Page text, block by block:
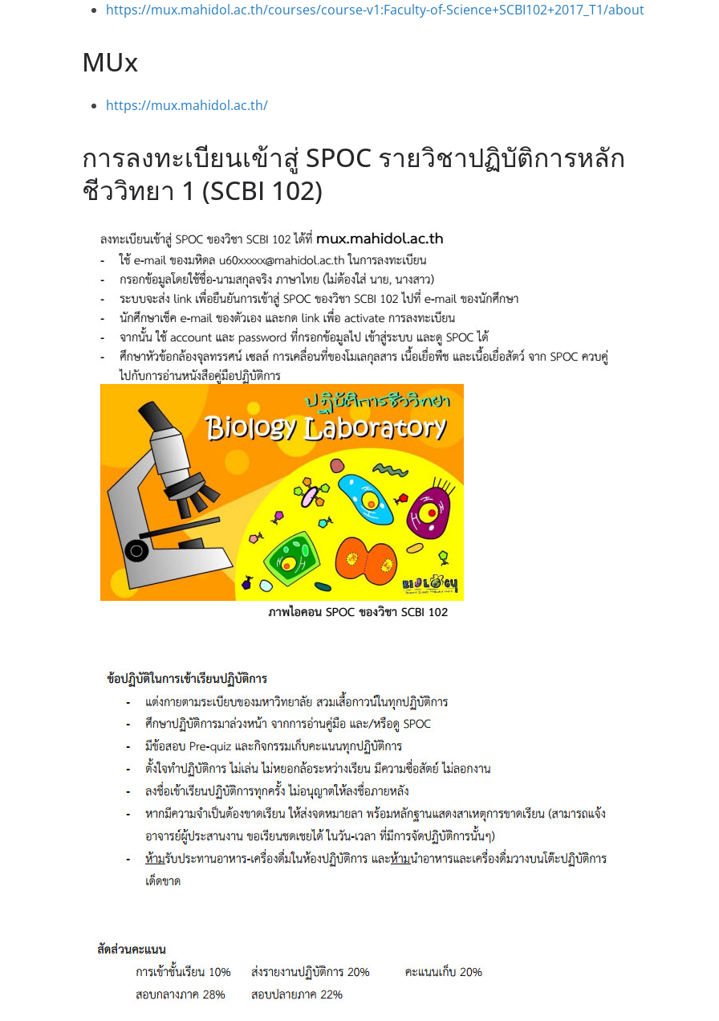
https://mux.mahidol.ac.th/courses/course-v1:Faculty-of-Science+SCBI102+2017_T1/about
MUx
https://mux.mahidol.ac.th/
การลงทะเบียนเข้าสู่ SPOC รายวิชาปฏิบัติการหลัก
ชีววิทยา 1 (SCBI 102)